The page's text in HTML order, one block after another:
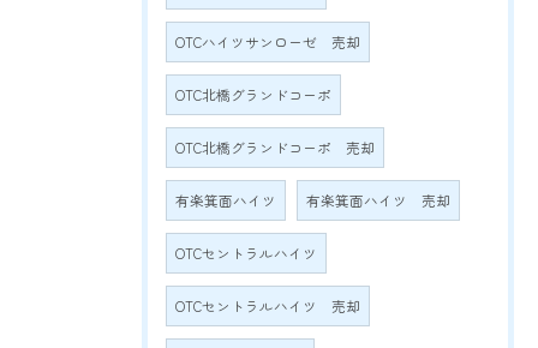
OTCハイツサンローゼ 売却
OTC北橋グランドコーポ
OTC北橋グランドコーポ 売却
有楽箕面ハイツ 有楽箕面ハイツ 売却
OTCセントラルハイツ
OTCセントラルハイツ 売却